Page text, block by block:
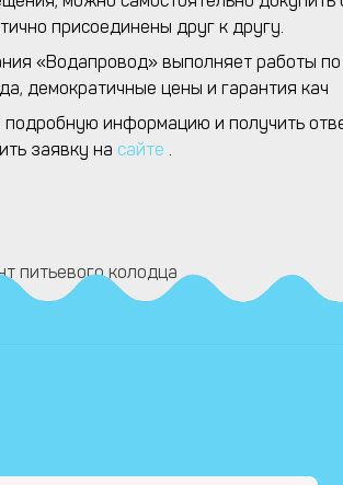
присоединены друг к другу.
«Водапровод» выполняет работы
демократичные цены и гарантия кач
подробную информацию и получить
заявку на сайте .
питьевого колодца